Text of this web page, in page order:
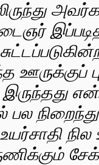
ஊருக்குப்
பல